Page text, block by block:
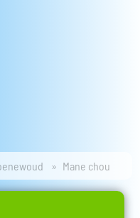
Mane chou